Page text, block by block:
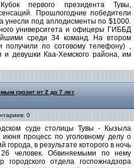
первого президента Тувы,
Прошлогодние победители
унесли под аплодисменты по $1000.
университета и офицеры ГИББД
среди 34 команд. На втором
получили по сотовому телефону) ,
девушки Каа-Хемского района, им
грозит от 2 до 7 лет
0
суде столицы Тувы - Кызыла
процесс по уголовному делу о
в результате которого в ночь
человек. Обвиняемыми по нему
отдела госпожнадзора